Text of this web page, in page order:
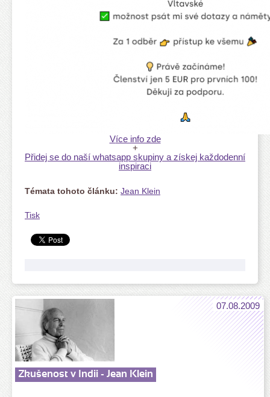
Více info zde
+
Přidej se do naší whatsapp skupiny a získej každodenní
inspiraci
Témata tohoto článku: Jean Klein
Tisk
07.08.2009
Zkušenost v Indii - Jean Klein